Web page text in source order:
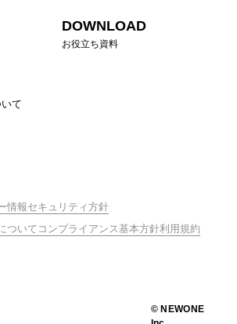
DOWNLOAD
お役立ち資料
て
情報セキュリティ方針
ついて コンプライアンス基本方針利用規約
© NEWONE